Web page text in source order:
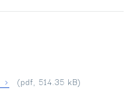
(pdf, 514.35 kB)